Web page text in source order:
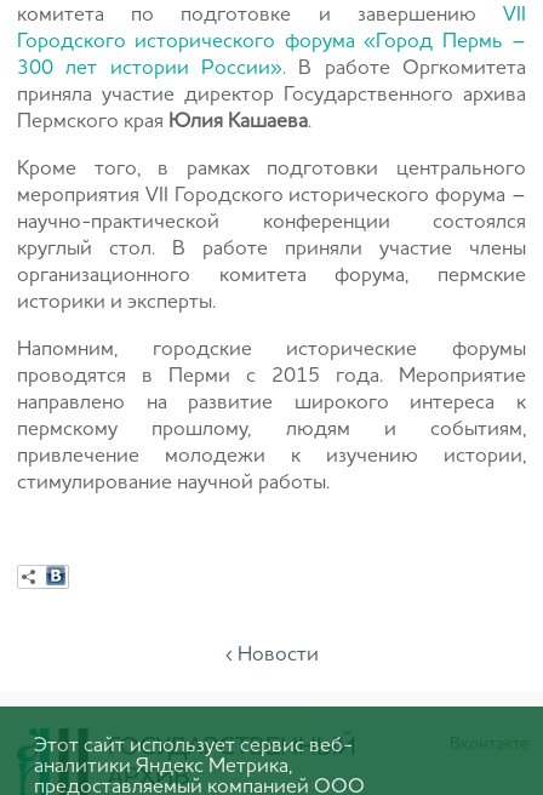
комитета по подготовке и завершению VII
Городского исторического форума «Город Пермь –
300 лет истории России». В работе Оргкомитета
приняла участие директор Государственного архива
Пермского края Юлия Кашаева.
Кроме того, в рамках подготовки центрального
мероприятия VII Городского исторического форума –
научно-практической конференции состоялся
круглый стол. В работе приняли участие члены
организационного комитета форума, пермские
историки и эксперты.
Напомним, городские исторические форумы
проводятся в Перми с 2015 года. Мероприятие
направлено на развитие широкого интереса к
пермскому прошлому, людям и событиям,
привлечение молодежи к изучению истории,
стимулирование научной работы.
‹ Новости
Этот сайт использует сервис веб-
аналитики Яндекс Метрика,
предоставляемый компанией ООО